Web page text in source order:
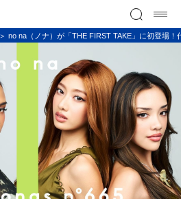
no na（ノナ）が「THE FIRST TAKE」に初登場